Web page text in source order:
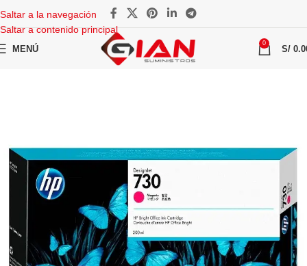
Saltar a la navegación
Saltar a contenido principal
MENÚ
0
S/